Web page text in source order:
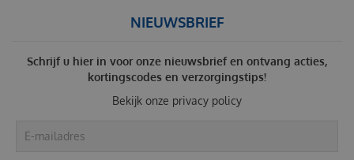
NIEUWSBRIEF
Schrijf u hier in voor onze nieuwsbrief en ontvang acties,
kortingscodes en verzorgingstips!
Bekijk onze privacy policy